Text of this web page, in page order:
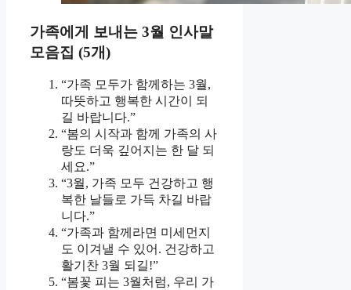
가족에게 보내는 3월 인사말
모음집 (5개)
“가족 모두가 함께하는 3월,
따뜻하고 행복한 시간이 되
길 바랍니다.”
“봄의 시작과 함께 가족의 사
랑도 더욱 깊어지는 한 달 되
세요.”
“3월, 가족 모두 건강하고 행
복한 날들로 가득 차길 바랍
니다.”
“가족과 함께라면 미세먼지
도 이겨낼 수 있어. 건강하고
활기찬 3월 되길!”
“봄꽃 피는 3월처럼, 우리 가